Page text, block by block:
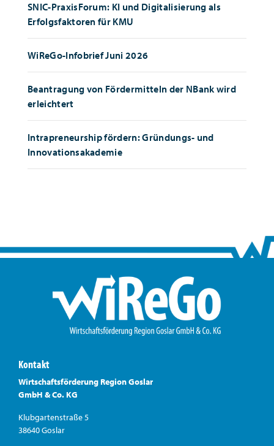
SNIC-PraxisForum: KI und Digitalisierung als
Erfolgsfaktoren für KMU
WiReGo-Infobrief Juni 2026
Beantragung von Fördermitteln der NBank wird
erleichtert
Intrapreneurship fördern: Gründungs- und
Innovationsakademie
Kontakt
Wirtschaftsförderung Region Goslar
GmbH & Co. KG
Klubgartenstraße 5
38640 Goslar